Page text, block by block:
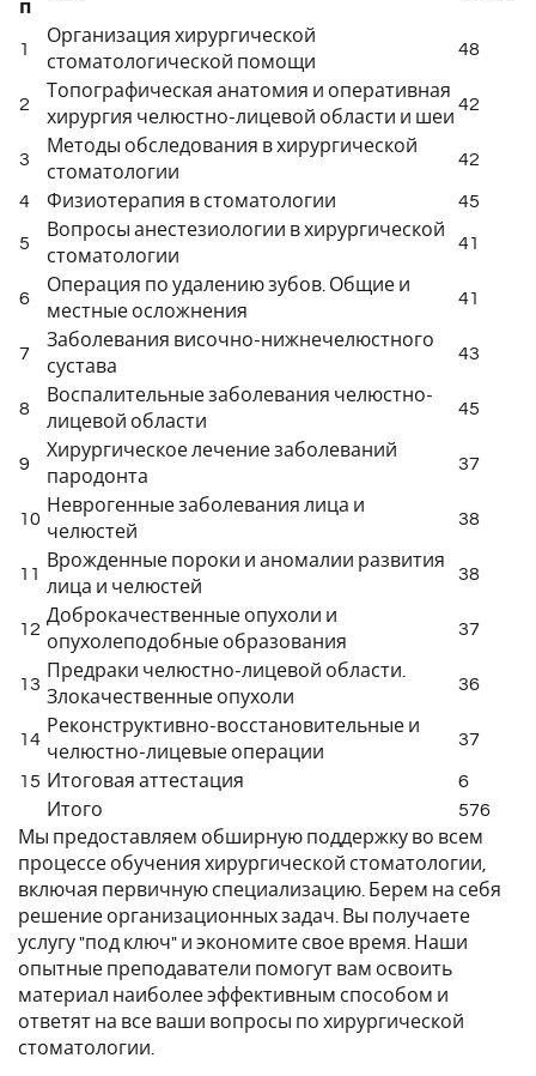
п
1
Организация хирургической
стоматологической помощи
48
2
Топографическая анатомия и оперативная
хирургия челюстно-лицевой области и шеи
42
3
Методы обследования в хирургической
стоматологии
42
4 Физиотерапия в стоматологии 45
5
Вопросы анестезиологии в хирургической
стоматологии
41
6
Операция по удалению зубов. Общие и
местные осложнения
41
7
Заболевания височно-нижнечелюстного
сустава
43
8
Воспалительные заболевания челюстно-
лицевой области
45
9
Хирургическое лечение заболеваний
пародонта
37
10
Неврогенные заболевания лица и
челюстей
38
11
Врожденные пороки и аномалии развития
лица и челюстей
38
12
Доброкачественные опухоли и
опухолеподобные образования
37
13
Предраки челюстно-лицевой области.
Злокачественные опухоли
36
14
Реконструктивно-восстановительные и
челюстно-лицевые операции
37
15 Итоговая аттестация
6
Итого
576
Мы предоставляем обширную поддержку во всем
процессе обучения хирургической стоматологии,
включая первичную специализацию. Берем на себя
решение организационных задач. Вы получаете
услугу "под ключ" и экономите свое время. Наши
опытные преподаватели помогут вам освоить
материал наиболее эффективным способом и
ответят на все ваши вопросы по хирургической
стоматологии.